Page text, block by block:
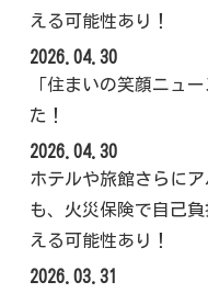
える可能性あり！
2026.04.30
「住まいの笑顔ニュ
た！
2026.04.30
ホテルや旅館さらに
も、火災保険で自己
える可能性あり！
2026.03.31